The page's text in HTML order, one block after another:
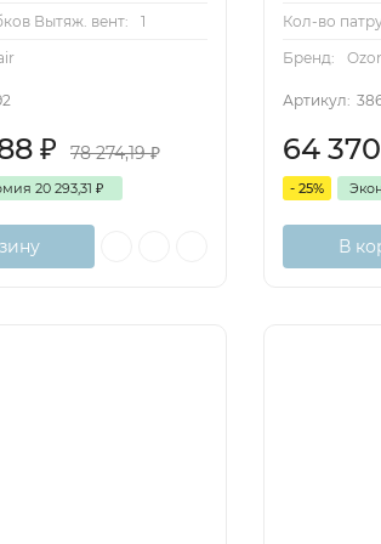
конструкции:
лоток;
Вытяж. вент:
1
₽ 78 274,19₽
20 293,31 ₽
Кол-во
Бренд:
Артикул:
64
- 25%
В